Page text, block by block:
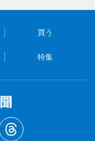
買う
特集